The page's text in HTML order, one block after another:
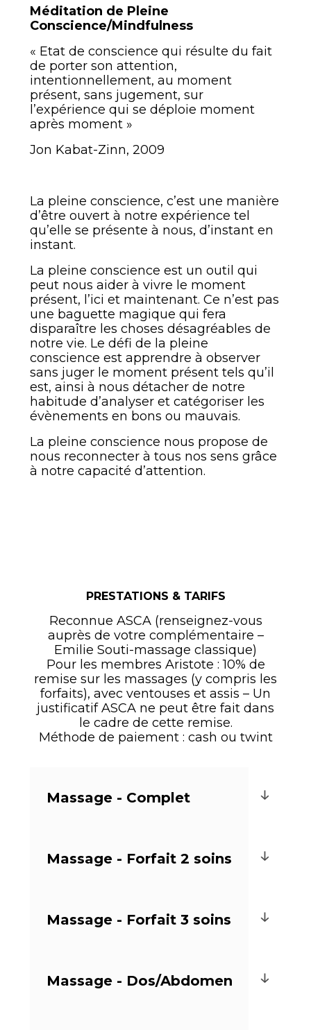
Méditation de Pleine
Conscience/Mindfulness
« Etat de conscience qui résulte du fait
de porter son attention,
intentionnellement, au moment
présent, sans jugement, sur
l’expérience qui se déploie moment
après moment »
Jon Kabat-Zinn, 2009
La pleine conscience, c’est une manière
d’être ouvert à notre expérience tel
qu’elle se présente à nous, d’instant en
instant.
La pleine conscience est un outil qui
peut nous aider à vivre le moment
présent, l’ici et maintenant. Ce n’est pas
une baguette magique qui fera
disparaître les choses désagréables de
notre vie. Le défi de la pleine
conscience est apprendre à observer
sans juger le moment présent tels qu’il
est, ainsi à nous détacher de notre
habitude d’analyser et catégoriser les
évènements en bons ou mauvais.
La pleine conscience nous propose de
nous reconnecter à tous nos sens grâce
à notre capacité d’attention.
PRESTATIONS & TARIFS
Reconnue ASCA (renseignez-vous
auprès de votre complémentaire –
Emilie Souti-massage classique)
Pour les membres Aristote : 10% de
remise sur les massages (y compris les
forfaits), avec ventouses et assis – Un
justificatif ASCA ne peut être fait dans
le cadre de cette remise.
Méthode de paiement : cash ou twint
Massage - Complet
Massage - Forfait 2 soins
Massage - Forfait 3 soins
Massage - Dos/Abdomen